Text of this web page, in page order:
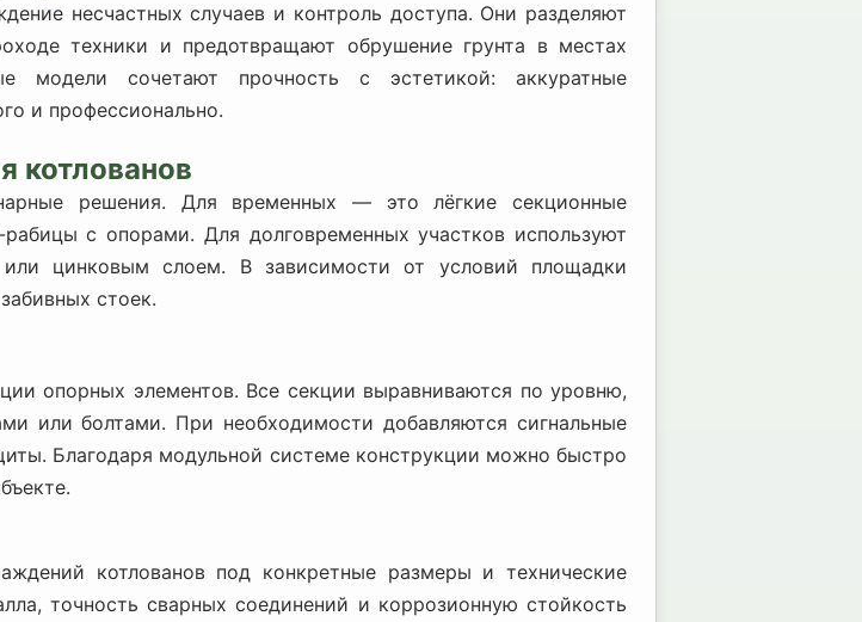
несчастных случаев и контроль доступа. Они разделяют
техники и предотвращают обрушение грунта в местах
модели сочетают прочность с эстетикой: аккуратные
и профессионально.
котлованов
решения. Для временных — это лёгкие секционные
с опорами. Для долговременных участков используют
цинковым слоем. В зависимости от условий площадки
стоек.
опорных элементов. Все секции выравниваются по уровню,
или болтами. При необходимости добавляются сигнальные
Благодаря модульной системе конструкции можно быстро
котлованов под конкретные размеры и технические
точность сварных соединений и коррозионную стойкость